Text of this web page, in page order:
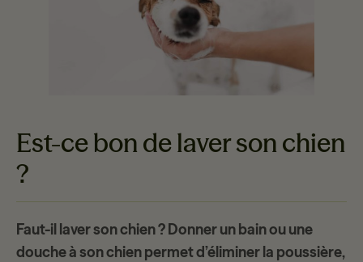
Est-ce bon de laver son chien
?
Faut-il laver son chien ? Donner un bain ou une
douche à son chien permet d’éliminer la poussière,